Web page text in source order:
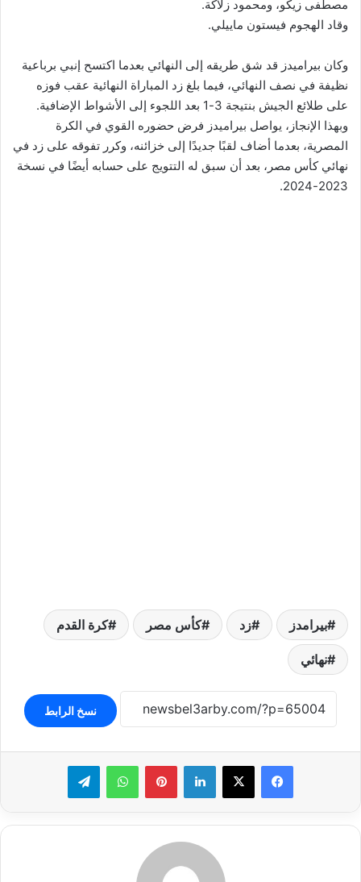
مصطفى زيكو، ومحمود زلاكة.
وقاد الهجوم فيستون ماييلي.
وكان بيراميدز قد شق طريقه إلى النهائي بعدما اكتسح إنبي برباعية
نظيفة في نصف النهائي، فيما بلغ زد المباراة النهائية عقب فوزه
على طلائع الجيش بنتيجة 3-1 بعد اللجوء إلى الأشواط الإضافية.
وبهذا الإنجاز، يواصل بيراميدز فرض حضوره القوي في الكرة
المصرية، بعدما أضاف لقبًا جديدًا إلى خزائنه، وكرر تفوقه على زد في
نهائي كأس مصر، بعد أن سبق له التتويج على حسابه أيضًا في نسخة
2023-2024.
بيرامدز زد كأس مصر كرة القدم
نهائي
نسخ الرابط
لينكدإن بينتيريستواتساب تيلقرام